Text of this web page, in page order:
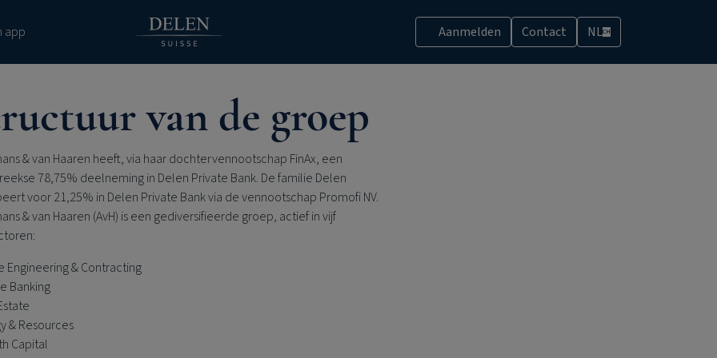
app Aanmelden Contact NLCH
van de groep
& van Haaren heeft, via haar dochtervennootschap FinAx, een
78,75% deelneming in Delen Private Bank. De familie Delen
voor 21,25% in Delen Private Bankvia de vennootschap Promofi NV.
& van Haaren (AvH) is een gediversifieerde groep, actief in vijf
Engineering & Contracting
Banking
& Resources
Capital